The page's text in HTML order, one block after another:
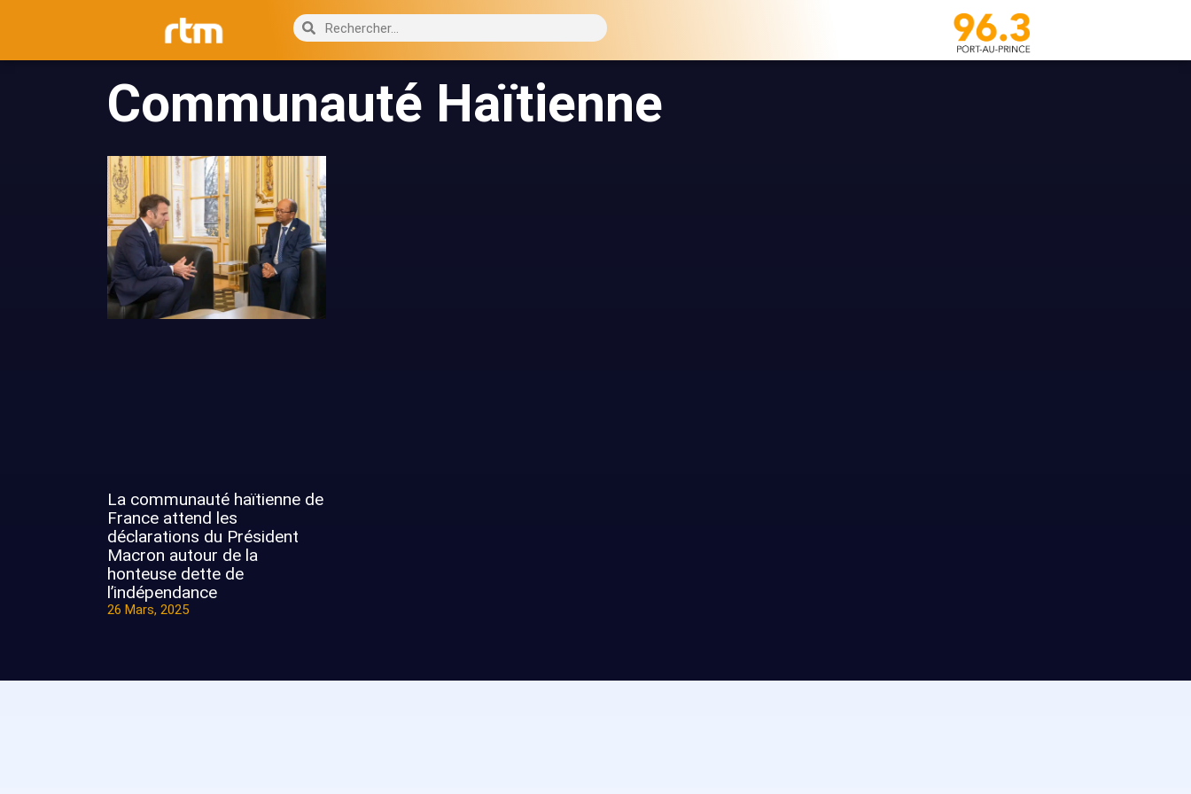
Communauté Haïtienne
La communauté haïtienne de
France attend les
déclarations du Président
Macron autour de la
honteuse dette de
l’indépendance
26 Mars, 2025